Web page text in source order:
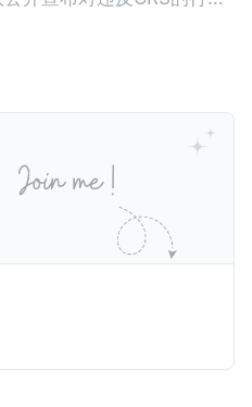
国家，没有足够的资源及
供技术支持，让目前机关
施CRS及CARF，避免造
一起看看经合组织如何协
Seychelles）。
26日，阿联酋的阿布扎比
新闻稿。在新闻稿中，
）宣布对23家实体处
民币113万）的罚款，原
年CRS条例》、
告金融实体（简称RFI）收
息，以协助打击国际逃税
议通过促进不同司法管辖